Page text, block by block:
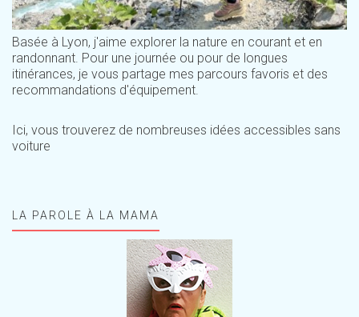
Basée à Lyon, j'aime explorer la nature en courant et en
randonnant. Pour une journée ou pour de longues
itinérances, je vous partage mes parcours favoris et des
recommandations d'équipement.
Ici, vous trouverez de nombreuses idées accessibles sans
voiture
LA PAROLE À LA MAMA